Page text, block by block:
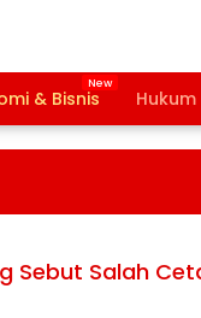
& Bisnis
Sebut Salah